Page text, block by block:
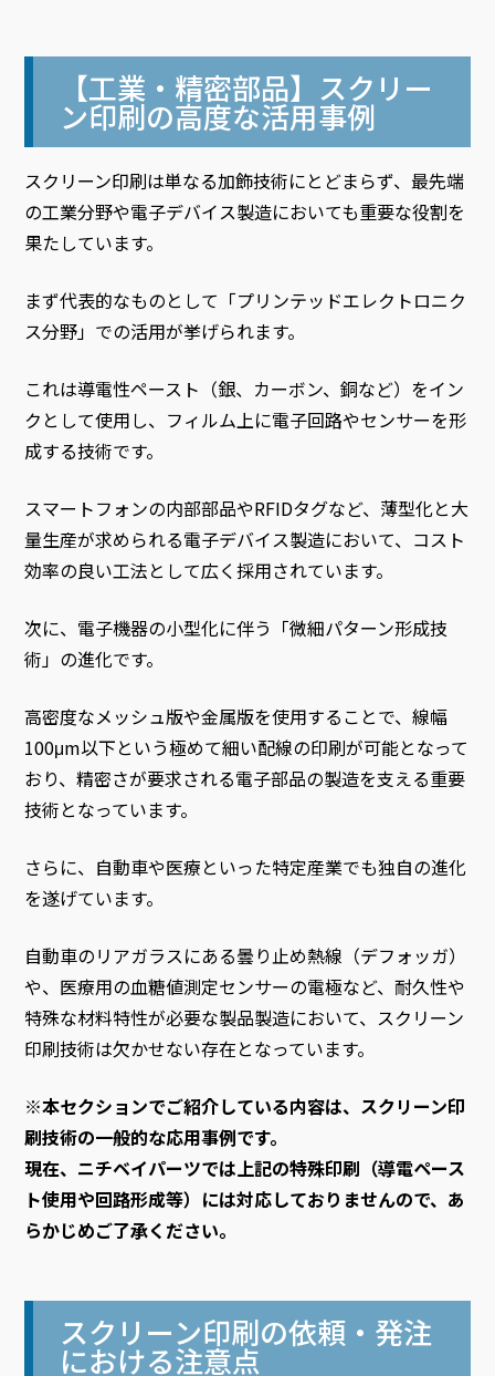
【工業・精密部品】スクリー
ン印刷の高度な活用事例
スクリーン印刷は単なる加飾技術にとどまらず、最先端
の工業分野や電子デバイス製造においても重要な役割を
果たしています。
まず代表的なものとして「プリンテッドエレクトロニク
ス分野」での活用が挙げられます。
これは導電性ペースト（銀、カーボン、銅など）をイン
クとして使用し、フィルム上に電子回路やセンサーを形
成する技術です。
スマートフォンの内部部品やRFIDタグなど、薄型化と大
量生産が求められる電子デバイス製造において、コスト
効率の良い工法として広く採用されています。
次に、電子機器の小型化に伴う「微細パターン形成技
術」の進化です。
高密度なメッシュ版や金属版を使用することで、線幅
100μm以下という極めて細い配線の印刷が可能となって
おり、精密さが要求される電子部品の製造を支える重要
技術となっています。
さらに、自動車や医療といった特定産業でも独自の進化
を遂げています。
自動車のリアガラスにある曇り止め熱線（デフォッガ）
や、医療用の血糖値測定センサーの電極など、耐久性や
特殊な材料特性が必要な製品製造において、スクリーン
印刷技術は欠かせない存在となっています。
※本セクションでご紹介している内容は、スクリーン印
刷技術の一般的な応用事例です。
現在、ニチベイパーツでは上記の特殊印刷（導電ペース
ト使用や回路形成等）には対応しておりませんので、あ
らかじめご了承ください。
スクリーン印刷の依頼・発注
における注意点